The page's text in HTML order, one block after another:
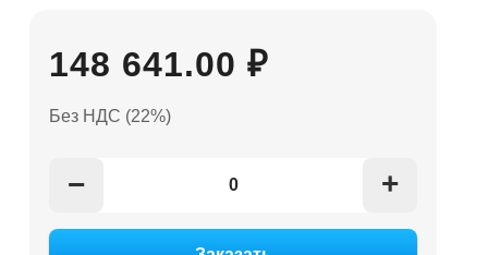
148 641.00 ₽
Без НДС (22%)
− +